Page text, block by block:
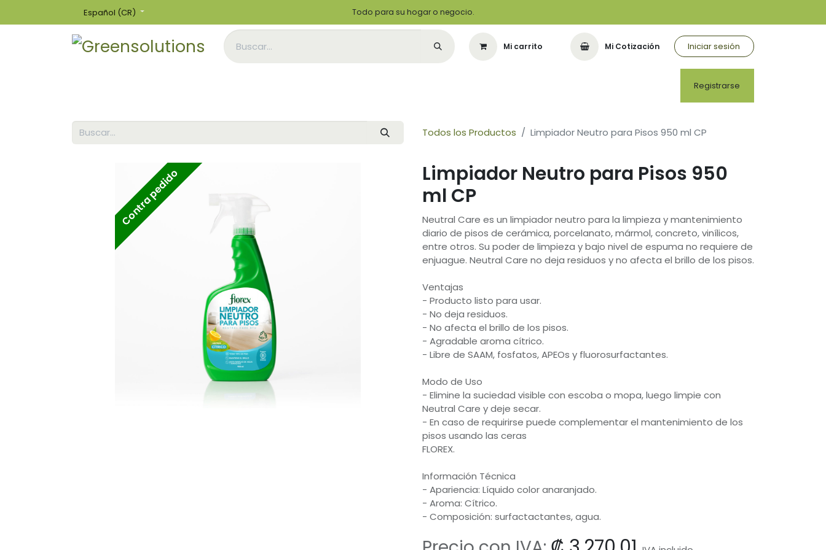
Español (CR) Todo para su hogar o negocio.
Mi carrito Mi Cotización Iniciar sesión
Registrarse
Todos los Productos Limpiador Neutro para Pisos 950 ml CP
Contra pedido
Limpiador Neutro para Pisos 950
ml CP
Neutral Care es un limpiador neutro para la limpieza y mantenimiento
diario de pisos de cerámica, porcelanato, mármol, concreto, vinílicos,
entre otros. Su poder de limpieza y bajo nivel de espuma no requiere de
enjuague. Neutral Care no deja residuos y no afecta el brillo de los pisos.
Ventajas
- Producto listo para usar.
- No deja residuos.
- No afecta el brillo de los pisos.
- Agradable aroma cítrico.
- Libre de SAAM, fosfatos, APEOs y fluorosurfactantes.
Modo de Uso
- Elimine la suciedad visible con escoba o mopa, luego limpie con
Neutral Care y deje secar.
- En caso de requirirse puede complementar el mantenimiento de los
pisos usando las ceras
FLOREX.
Información Técnica
- Apariencia: Líquido color anaranjado.
- Aroma: Cítrico.
- Composición: surfactactantes, agua.